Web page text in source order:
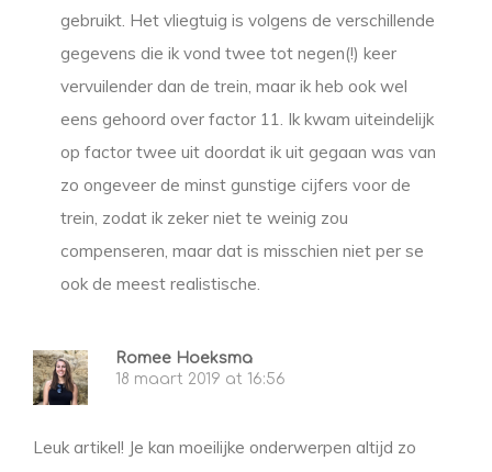
gebruikt. Het vliegtuig is volgens de verschillende
gegevens die ik vond twee tot negen(!) keer
vervuilender dan de trein, maar ik heb ook wel
eens gehoord over factor 11. Ik kwam uiteindelijk
op factor twee uit doordat ik uit gegaan was van
zo ongeveer de minst gunstige cijfers voor de
trein, zodat ik zeker niet te weinig zou
compenseren, maar dat is misschien niet per se
ook de meest realistische.
Romee Hoeksma
18 maart 2019 at 16:56
Leuk artikel! Je kan moeilijke onderwerpen altijd zo